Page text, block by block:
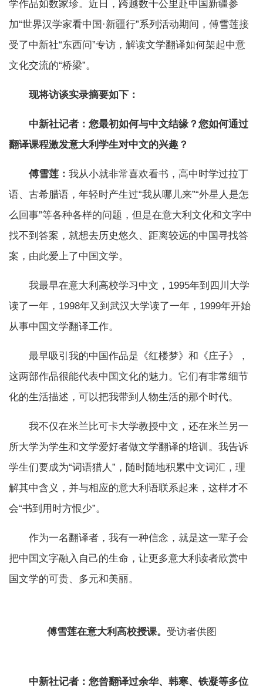
学作品如数家珍。近日，跨越数千公里赴中国新疆参
加“世界汉学家看中国·新疆行”系列活动期间，傅雪莲接
受了中新社“东西问”专访，解读文学翻译如何架起中意
文化交流的“桥梁”。
现将访谈实录摘要如下：
中新社记者：您最初如何与中文结缘？您如何通过
翻译课程激发意大利学生对中文的兴趣？
傅雪莲： 我从小就非常喜欢看书，高中时学过拉丁
语、古希腊语，年轻时产生过“我从哪儿来”“外星人是怎
么回事”等各种各样的问题，但是在意大利文化和文字中
找不到答案，就想去历史悠久、距离较远的中国寻找答
案，由此爱上了中国文学。
我最早在意大利高校学习中文，1995年到四川大学
读了一年，1998年又到武汉大学读了一年，1999年开始
从事中国文学翻译工作。
最早吸引我的中国作品是《红楼梦》和《庄子》，
这两部作品很能代表中国文化的魅力。它们有非常细节
化的生活描述，可以把我带到人物生活的那个时代。
我不仅在米兰比可卡大学教授中文，还在米兰另一
所大学为学生和文学爱好者做文学翻译的培训。我告诉
学生们要成为“词语猎人”，随时随地积累中文词汇，理
解其中含义，并与相应的意大利语联系起来，这样才不
会“书到用时方恨少”。
作为一名翻译者，我有一种信念，就是这一辈子会
把中国文字融入自己的生命，让更多意大利读者欣赏中
国文学的可贵、多元和美丽。
傅雪莲在意大利高校授课。 受访者供图
中新社记者：您曾翻译过余华、韩寒、铁凝等多位